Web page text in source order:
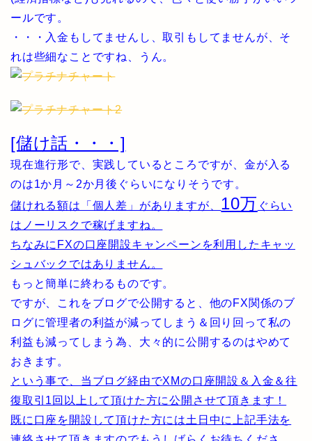
ールです。
・・・入金もしてませんし、取引もしてませんが、そ
れは些細なことですね、うん。
[儲け話・・・]
現在進行形で、実践しているところですが、金が入る
のは1か月～2か月後ぐらいになりそうです。
儲けれる額は「個人差」がありますが、 10万 ぐらい
はノーリスクで稼げますね。
ちなみにFXの口座開設キャンペーンを利用したキャッ
シュバックではありません。
もっと簡単に終わるものです。
ですが、これをブログで公開すると、他のFX関係のブ
ログに管理者の利益が減ってしまう＆回り回って私の
利益も減ってしまう為、大々的に公開するのはやめて
おきます。
という事で、当ブログ経由でXMの口座開設＆入金＆往
復取引1回以上して頂けた方に公開させて頂きます！
既に口座を開設して頂けた方には土日中に上記手法を